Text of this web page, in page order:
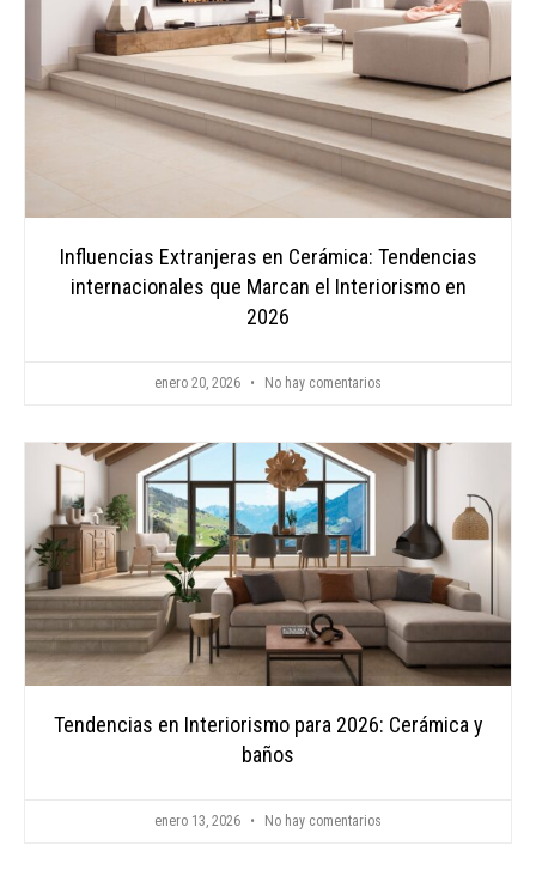
Influencias Extranjeras en Cerámica: Tendencias
internacionales que Marcan el Interiorismo en
2026
enero 20, 2026 No hay comentarios
Tendencias en Interiorismo para 2026: Cerámica y
baños
enero 13, 2026 No hay comentarios